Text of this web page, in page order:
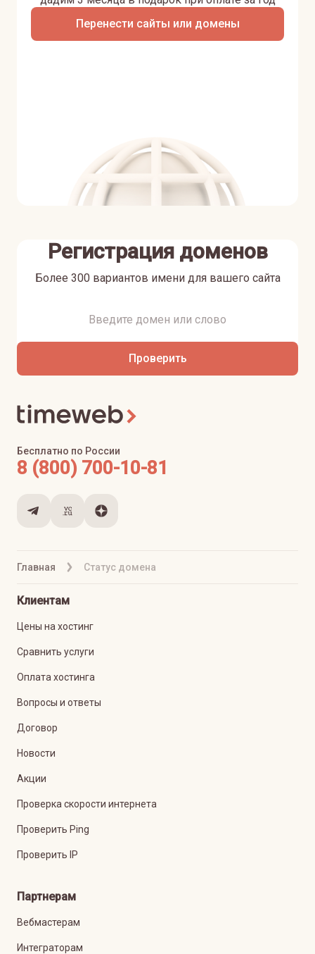
Перенести сайты или домены
Регистрация доменов
Более 300 вариантов имени для вашего сайта
Проверить
Главная Статус домена
Бесплатно по России
8 (800) 700-10-81
Клиентам
Цены на хостинг
Сравнить услуги
Оплата хостинга
Вопросы и ответы
Договор
Новости
Акции
Проверка скорости интернета
Проверить Ping
Проверить IP
Партнерам
Вебмастерам
Интеграторам